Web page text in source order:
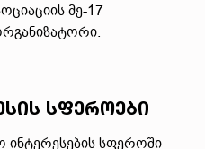
მე-17
სფეროები
ინტერესების სფეროში